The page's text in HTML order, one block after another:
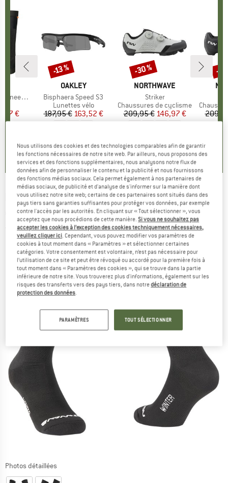
Guard
réduit
€
MARQUE
OAKLEY
Article
Bisphaera Speed S3
Product group
Lunettes vélo
Prix
187,95 € Prix réduit
163,52 €
Remise
-13 %
MARQUE
NORTHWAVE
Article
Striker
Product group
Chaussures de cyclisme
Prix
209,95 €Prix réduit
146,97 €
Remise
-30 %
Product
-
NORTHWAVE -Sign Sock - Chaussettes de
cyclisme
(0)
Photos détaillées
Nous utilisons des cookies et des technologies comparables afin de garantir
les fonctions nécessaires de notre site web. Par ailleurs, nous proposons des
services et des fonctions supplémentaires, nous analysons notre flux de
données afin de personnaliser le contenu et la publicité et nous fournissons
des fonctions médias sociaux. Cela permet également à nos partenaires de
médias sociaux, de publicité et d'analyse de s'informer sur la manière dont
vous utilisez notre site web; certains de ces partenaires sont situés dans des
pays tiers sans garanties suffisantes pour protéger vos données, par exemple
contre l'accès par les autorités. En cliquant sur « Tout sélectionner », vous
acceptez que nous procédions de cette manière.Si vous ne souhaitez pas
accepter les cookies à l’exception des cookies techniquement nécessaires,
veuillez cliquer ici. Cependant, vous pouvez modifier vos paramètres de
cookies à tout moment dans « Paramètres » et sélectionner certaines
catégories. Votre consentement est volontaire, n’est pas nécessaire pour
l’utilisation de ce site et peut être révoqué ou accordé pour la première fois à
tout moment dans « Paramètres des cookies », qui se trouve dans la partie
inférieure de notre site. Vous trouverez plus d'informations, également sur les
risques des transferts vers des pays tiers, dans notredéclaration de
protection des données.
PARAMÈTRES TOUT SÉLECTIONNER